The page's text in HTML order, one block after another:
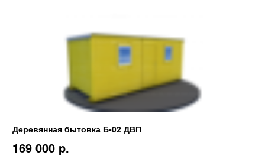
Деревянная бытовка Б-02 ДВП
169 000 p.